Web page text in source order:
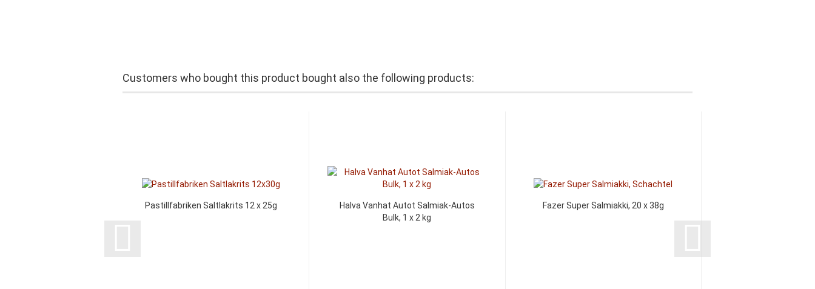
Customers who bought this product bought also the following products:
Pastillfabriken Saltlakrits 12 x 25g
Halva Vanhat Autot Salmiak-Autos
Bulk, 1 x 2 kg
Fazer Super Salmiakki, 20 x 38g